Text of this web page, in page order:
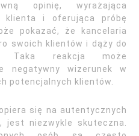
opinię, wyrażająca
klienta i oferująca próbę
pokazać, że kancelaria
swoich klientów i dąży do
Taka reakcja może
negatywny wizerunek w
potencjalnych klientów.
się na autentycznych
jest niezwykle skuteczna.